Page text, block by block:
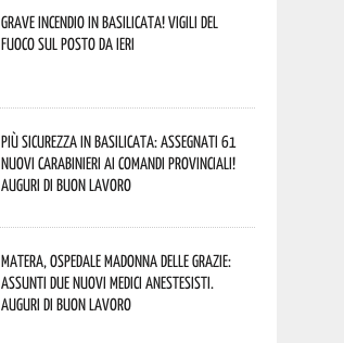
Grave incendio in Basilicata! Vigili del
fuoco sul posto da ieri
Più sicurezza in Basilicata: assegnati 61
nuovi Carabinieri ai Comandi provinciali!
Auguri di buon lavoro
Matera, Ospedale Madonna delle Grazie:
assunti due nuovi medici anestesisti.
Auguri di buon lavoro